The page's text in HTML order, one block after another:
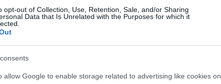
opt-out of Collection, Use, Retention, Sale, and/or Sharing
Data that Is Unrelated with the Purposes for which it
allow Google to enable storage related to advertising like cookies on